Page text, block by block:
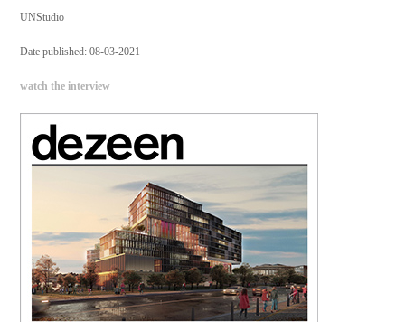
UNStudio
Date published: 08-03-2021
watch the interview